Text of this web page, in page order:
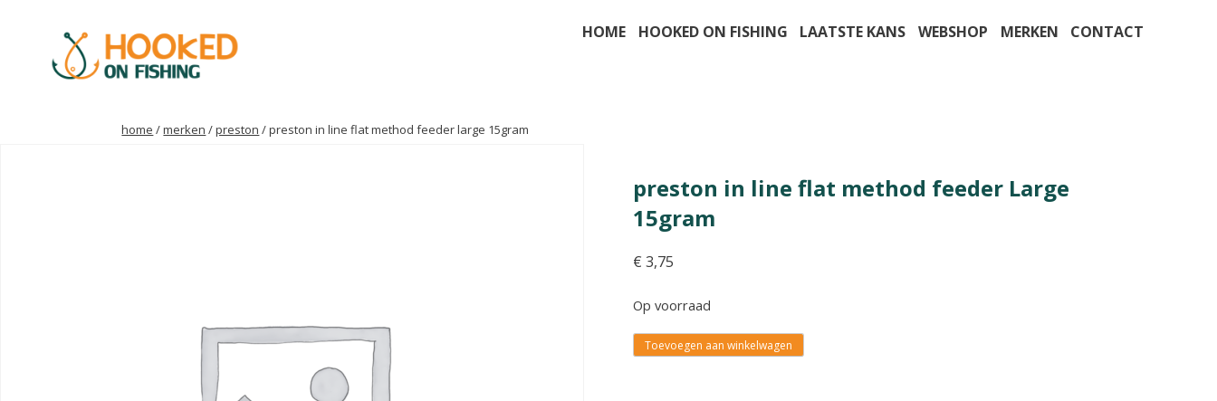
HOME HOOKED ON FISHING LAATSTE KANS WEBSHOP MERKEN CONTACT
home /merken /preston / preston in line flat method feeder large 15gram
preston in line flat method feeder Large
15gram
€ 3,75
Op voorraad
Toevoegen aan winkelwagen